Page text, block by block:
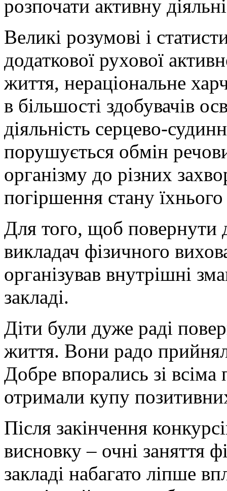
розпочати активну
Великі розумові і
додаткової рухової
життя, нераціональне
в більшості здобувачів
діяльність серцево-
порушується обмін
організму до різних
погіршення стану їхнього
Для того, щоб повернути
викладач фізичного
організував внутрішні
закладі.
Діти були дуже раді
життя. Вони радо
Добре впорались зі
отримали купу
Після закінчення
висновку – очні заняття
закладі набагато ліпше